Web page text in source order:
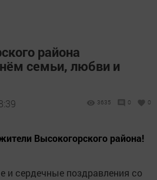
района
семьи, любви и
3635 0 0
Высокогорского района!
и сердечные поздравления со